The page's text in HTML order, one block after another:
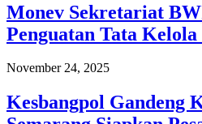
Monev Sekretariat
Penguatan Tata
November 24, 2025
Kesbangpol Gandeng